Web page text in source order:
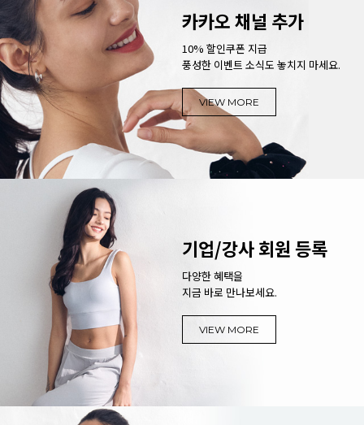
카카오 채널 추가
10% 할인쿠폰 지급
풍성한 이벤트 소식도 놓치지 마세요.
VIEW MORE
기업/강사 회원 등록
다양한 혜택을
지금 바로 만나보세요.
VIEW MORE